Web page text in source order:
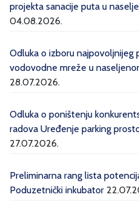
projekta sanacije puta u
04.08.2026.
Odluka o izboru najpovoljnijeg
vodovodne mreže u
28.07.2026.
Odluka o poništenju
radova Uređenje parking
27.07.2026.
Preliminarna rang lista
Poduzetnički inkubator